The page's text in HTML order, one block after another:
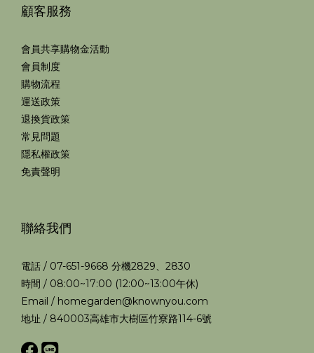
顧客服務
會員共享購物金活動
會員制度
購物流程
運送政策
退換貨政策
常見問題
隱私權政策
免責聲明
聯絡我們
電話 / 07-651-9668 分機2829、2830
時間 / 08:00~17:00 (12:00~13:00午休)
Email / homegarden@knownyou.com
地址 / 840003高雄市大樹區竹寮路114-6號